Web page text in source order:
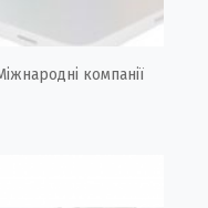
компанії